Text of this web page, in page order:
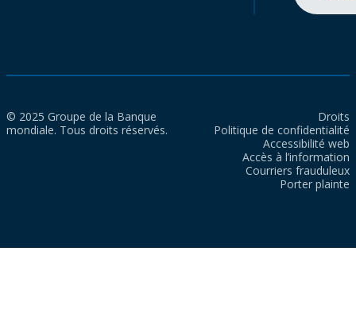
© 2025 Groupe de la Banque
mondiale. Tous droits réservés.
Droits
Politique de confidentialité
Accessibilité web
Accès à l’information
Courriers frauduleux
Porter plainte